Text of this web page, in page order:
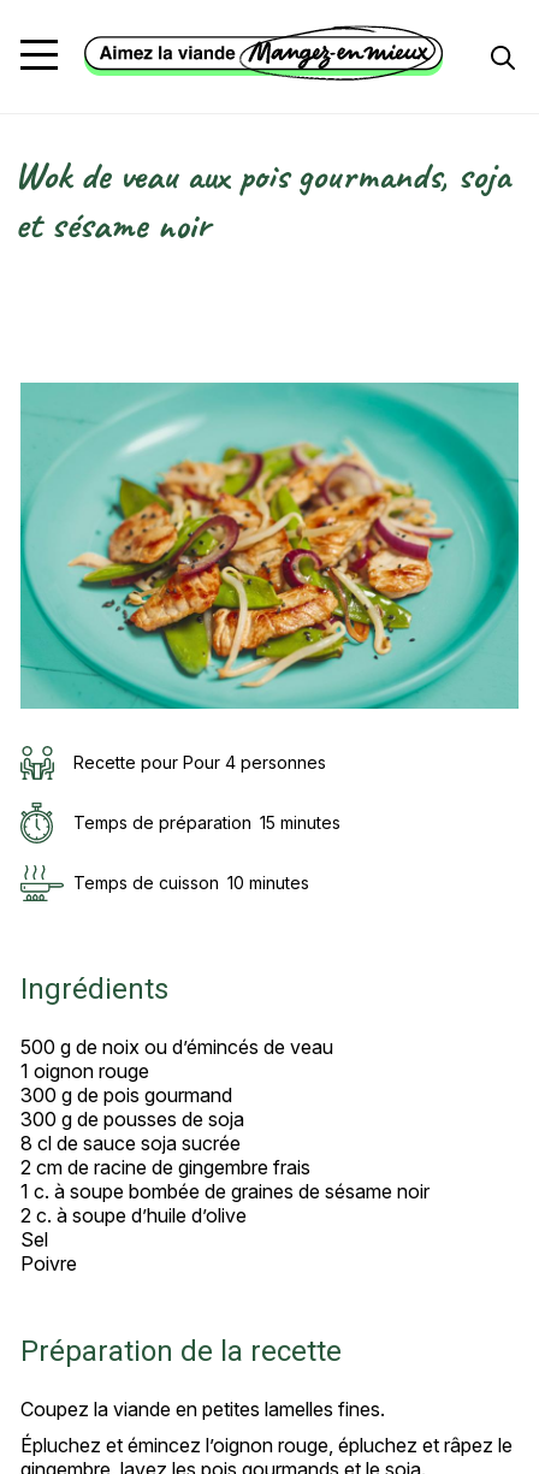
Fil d'Ariane
Wok de veau aux pois gourmands, soja
et sésame noir
Recette pour Pour 4 personnes
Temps de préparation 15 minutes
Temps de cuisson 10 minutes
Ingrédients
500 g de noix ou d’émincés de veau
1 oignon rouge
300 g de pois gourmand
300 g de pousses de soja
8 cl de sauce soja sucrée
2 cm de racine de gingembre frais
1 c. à soupe bombée de graines de sésame noir
2 c. à soupe d’huile d’olive
Sel
Poivre
Préparation de la recette
Coupez la viande en petites lamelles fines.
Épluchez et émincez l’oignon rouge, épluchez et râpez le
gingembre, lavez les pois gourmands et le soja.